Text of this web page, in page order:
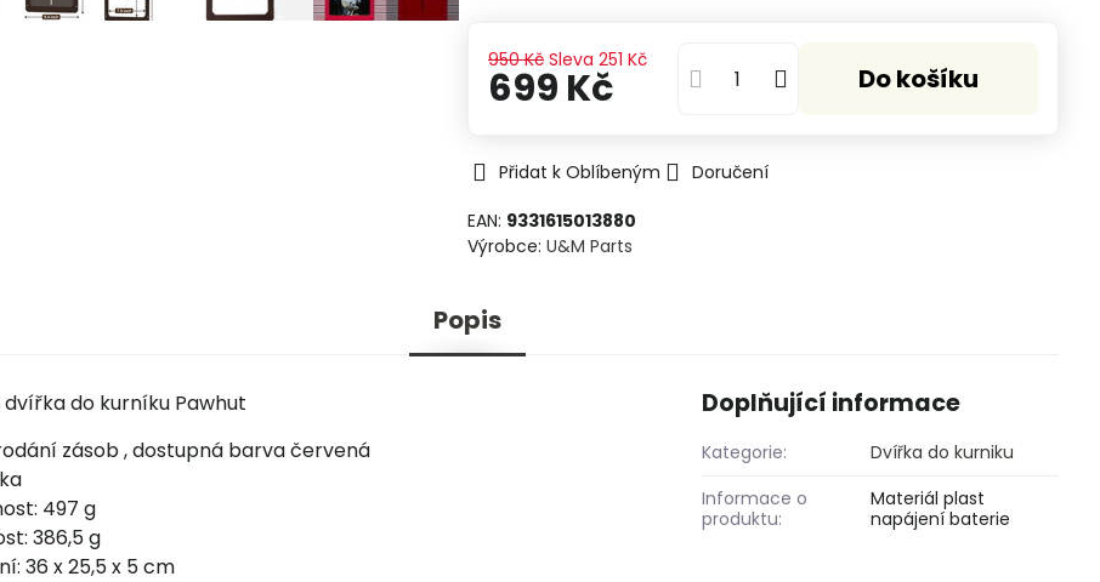
950 Kč Sleva 251 Kč
699 Kč Do košíku
Přidat k Oblíbeným
Doručení
EAN: 9331615013880
Výrobce:U&M Parts
Popis
do kurníku Pawhut
zásob , dostupná barva červená
497 g
386,5 g
36 x 25,5 x 5 cm
Doplňující informace
Kategorie:
Dvířka do kurniku
Informace o
produktu:
Materiál plast
napájení baterie